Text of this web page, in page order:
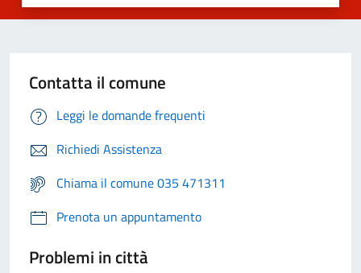
Contatta il comune
Leggi le domande frequenti
Richiedi Assistenza
Chiama il comune 035 471311
Prenota un appuntamento
Problemi in città